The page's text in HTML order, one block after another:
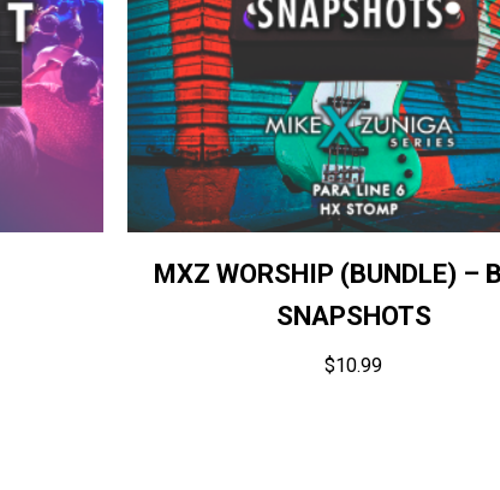
MXZ WORSHIP (BUNDLE) –
SNAPSHOTS
$10.99